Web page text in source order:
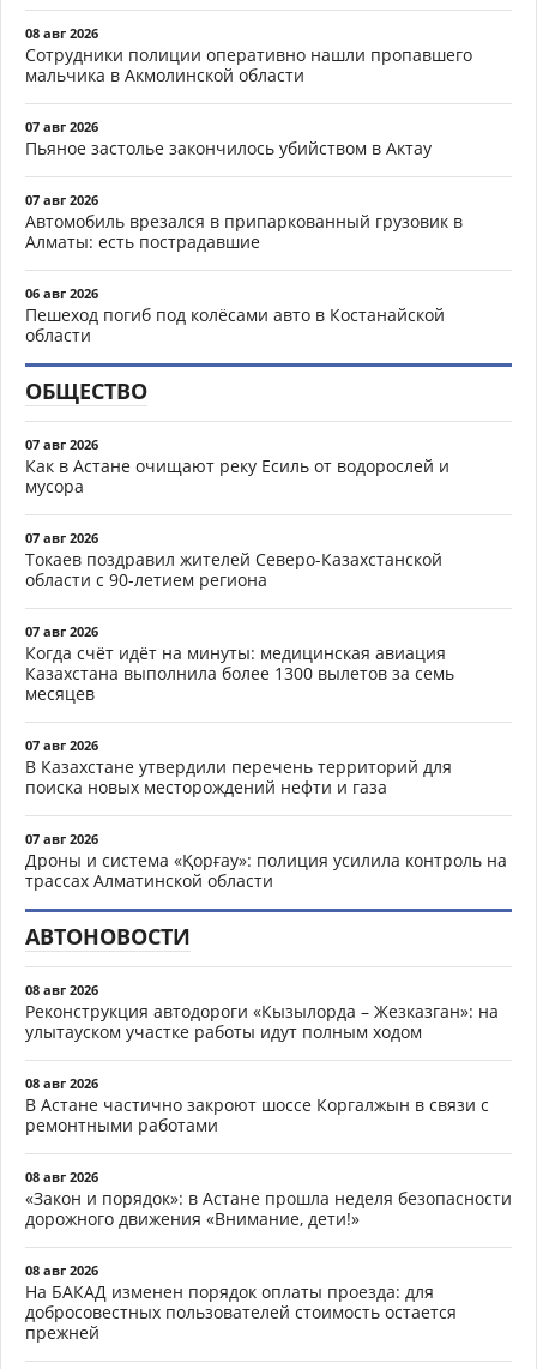
08 авг 2026
Сотрудники полиции оперативно нашли пропавшего
мальчика в Акмолинской области
07 авг 2026
Пьяное застолье закончилось убийством в Актау
07 авг 2026
Автомобиль врезался в припаркованный грузовик в
Алматы: есть пострадавшие
06 авг 2026
Пешеход погиб под колёсами авто в Костанайской
области
ОБЩЕСТВО
07 авг 2026
Как в Астане очищают реку Есиль от водорослей и
мусора
07 авг 2026
Токаев поздравил жителей Северо-Казахстанской
области с 90-летием региона
07 авг 2026
Когда счёт идёт на минуты: медицинская авиация
Казахстана выполнила более 1300 вылетов за семь
месяцев
07 авг 2026
В Казахстане утвердили перечень территорий для
поиска новых месторождений нефти и газа
07 авг 2026
Дроны и система «Қорғау»: полиция усилила контроль на
трассах Алматинской области
АВТОНОВОСТИ
08 авг 2026
Реконструкция автодороги «Кызылорда – Жезказган»: на
улытауском участке работы идут полным ходом
08 авг 2026
В Астане частично закроют шоссе Коргалжын в связи с
ремонтными работами
08 авг 2026
«Закон и порядок»: в Астане прошла неделя безопасности
дорожного движения «Внимание, дети!»
08 авг 2026
На БАКАД изменен порядок оплаты проезда: для
добросовестных пользователей стоимость остается
прежней